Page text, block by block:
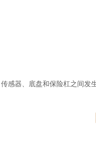
传感器、底盘和保险杠之间发